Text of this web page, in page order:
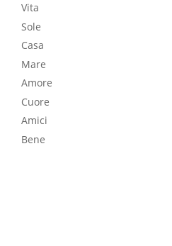
Vita
Sole
Casa
Mare
Amore
Cuore
Amici
Bene